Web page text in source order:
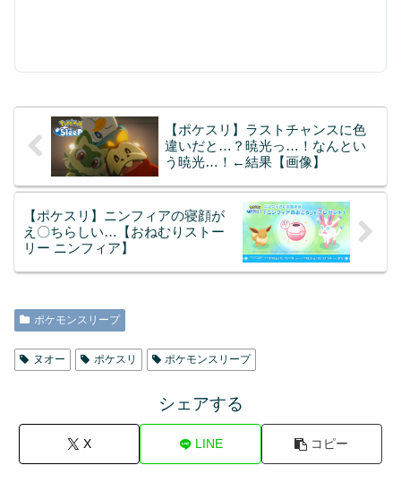
【ポケスリ】ラストチャンスに色
違いだと…？暁光っ…！なんとい
う暁光…！←結果【画像】
【ポケスリ】ニンフィアの寝顔が
え〇ちらしい…【おねむりストー
リー ニンフィア】
ポケモンスリープ
ヌオー ポケスリ ポケモンスリープ
シェアする
X LINE コピー